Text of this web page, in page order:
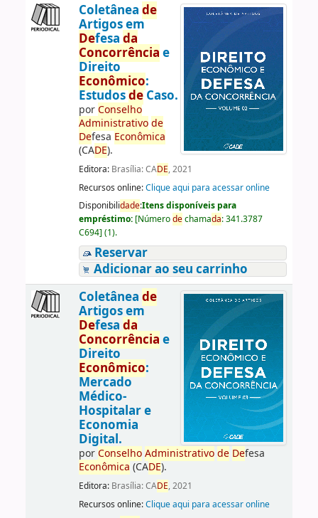
Coletânea de
Artigos em
Defesa da
Concorrência e
Direito
Econômico:
EstudosdeCaso.
porConselho
Administrativo de
Defesa Econômica
(CADE).
Editora: Brasília: CADE, 2021
Recursos online:Clique aqui para acessar online
Disponibilidade:Itens disponíveis para
empréstimo: [Númerodechamada:341.3787
C694] (1).
Reservar
Adicionar ao seu carrinho
Coletânea de
Artigos em
Defesa da
Concorrência e
Direito
Econômico:
Mercado
Médico-
Hospitalar e
Economia
Digital.
porConselho Administrativo de Defesa
Econômica (CADE).
Editora: Brasília: CADE, 2021
Recursos online:Clique aqui para acessar online